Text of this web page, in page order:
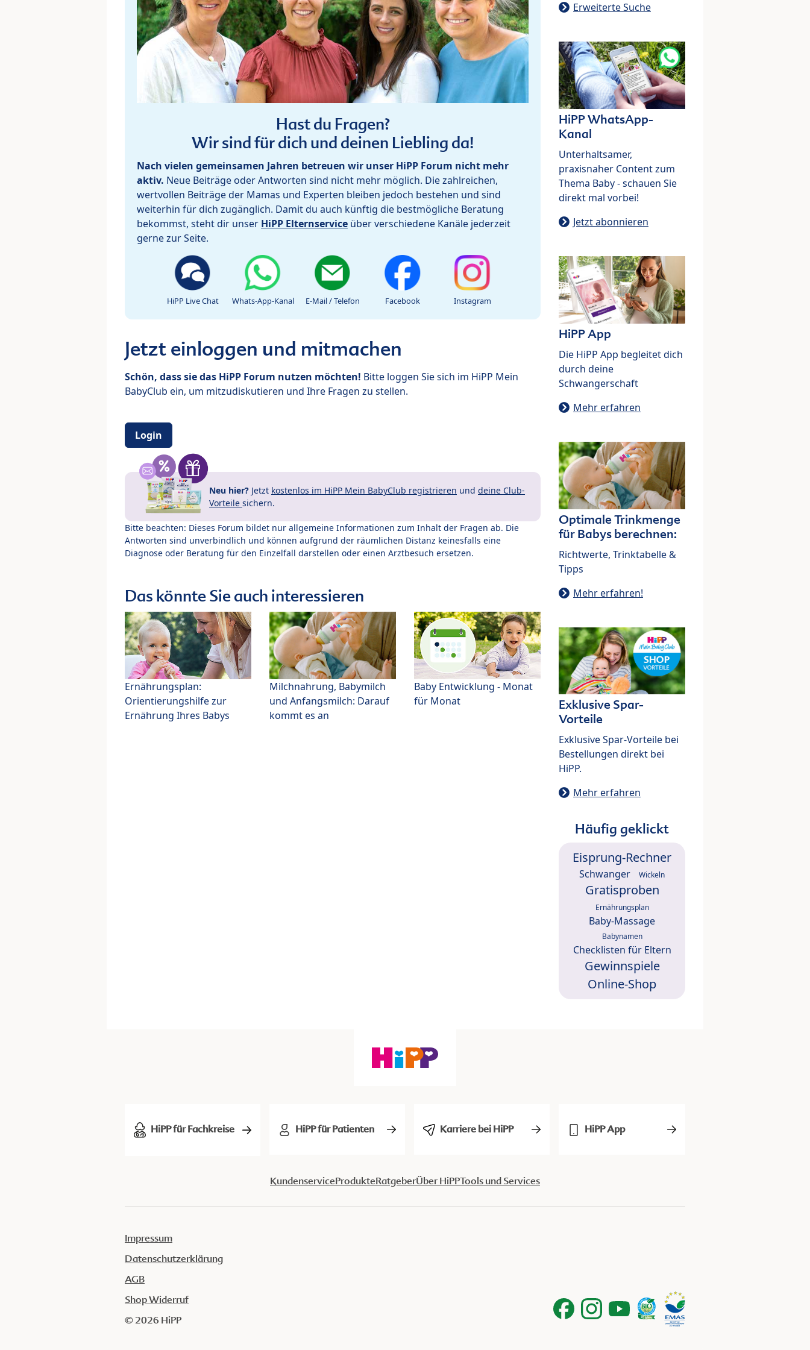
Hast du Fragen?
Wir sind für dich und deinen Liebling da!
Nach vielen gemeinsamen Jahren betreuen wir unser HiPP Forum nicht mehr
aktiv. Neue Beiträge oder Antworten sind nicht mehr möglich. Die zahlreichen,
wertvollen Beiträge der Mamas und Experten bleiben jedoch bestehen und sind
weiterhin für dich zugänglich. Damit du auch künftig die bestmögliche Beratung
bekommst, steht dir unser HiPP Elternservice über verschiedene Kanäle jederzeit
gerne zur Seite.
HiPP Live Chat Whats-App-Kanal E-Mail / Telefon Facebook Instagram
Jetzt einloggen und mitmachen
Schön, dass sie das HiPP Forum nutzen möchten! Bitte loggen Sie sich im HiPP Mein
BabyClub ein, um mitzudiskutieren und Ihre Fragen zu stellen.
Login
Neu hier? Jetzt kostenlos im HiPP Mein BabyClub registrieren und deine Club-
Vorteile sichern.
Bitte beachten: Dieses Forum bildet nur allgemeine Informationen zum Inhalt der Fragen ab. Die
Antworten sind unverbindlich und können aufgrund der räumlichen Distanz keinesfalls eine
Diagnose oder Beratung für den Einzelfall darstellen oder einen Arztbesuch ersetzen.
Das könnte Sie auch interessieren
Ernährungsplan:
Orientierungshilfe zur
Ernährung Ihres Babys
Milchnahrung, Babymilch
und Anfangsmilch: Darauf
kommt es an
Baby Entwicklung - Monat
für Monat
Erweiterte Suche
HiPP WhatsApp-
Kanal
Unterhaltsamer,
praxisnaher Content zum
Thema Baby - schauen Sie
direkt mal vorbei!
Jetzt abonnieren
HiPP App
Die HiPP App begleitet dich
durch deine
Schwangerschaft
Mehr erfahren
Optimale Trinkmenge
für Babys berechnen:
Richtwerte, Trinktabelle &
Tipps
Mehr erfahren!
Exklusive Spar-
Vorteile
Exklusive Spar-Vorteile bei
Bestellungen direkt bei
HiPP.
Mehr erfahren
Häufig geklickt
Eisprung-Rechner
Schwanger Wickeln
Gratisproben
Ernährungsplan
Baby-Massage
Babynamen
Checklisten für Eltern
Gewinnspiele
Online-Shop
HiPP für Fachkreise HiPP für Patienten Karriere bei HiPP HiPP App
KundenserviceProdukteRatgeberÜber HiPPTools und Services
Impressum
Datenschutzerklärung
AGB
Shop Widerruf
© 2026 HiPP